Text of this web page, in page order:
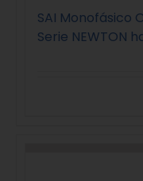
SAI Monofásico
Serie NEWTON